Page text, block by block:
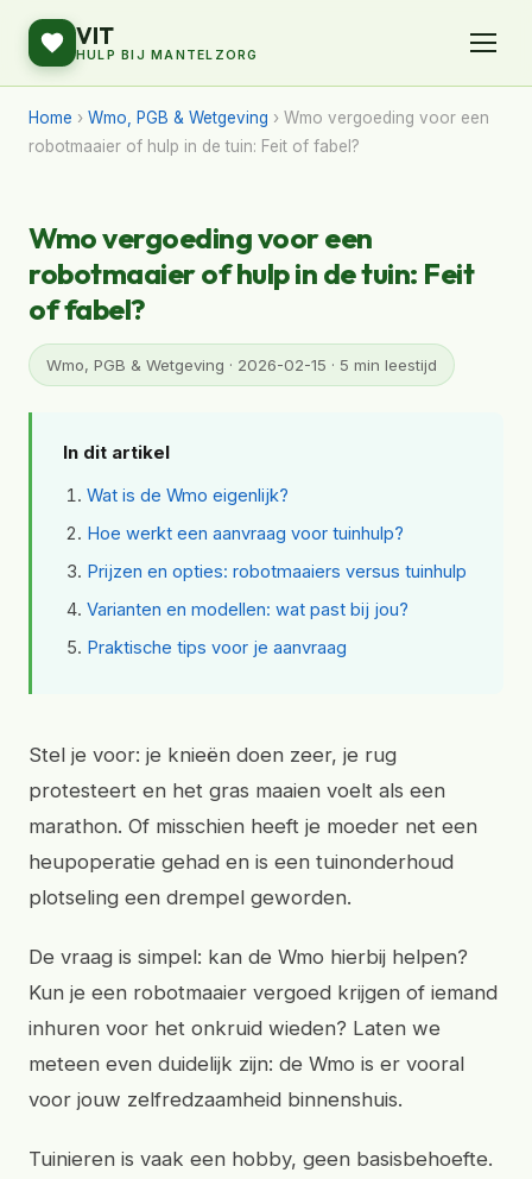
VIT
HULP BIJ MANTELZORG
Home › Wmo, PGB & Wetgeving › Wmo vergoeding voor een
robotmaaier of hulp in de tuin: Feit of fabel?
Wmo vergoeding voor een
robotmaaier of hulp in de tuin: Feit
of fabel?
Wmo, PGB & Wetgeving · 2026-02-15 · 5 min leestijd
In dit artikel
Wat is de Wmo eigenlijk?
Hoe werkt een aanvraag voor tuinhulp?
Prijzen en opties: robotmaaiers versus tuinhulp
Varianten en modellen: wat past bij jou?
Praktische tips voor je aanvraag
Stel je voor: je knieën doen zeer, je rug
protesteert en het gras maaien voelt als een
marathon. Of misschien heeft je moeder net een
heupoperatie gehad en is een tuinonderhoud
plotseling een drempel geworden.
De vraag is simpel: kan de Wmo hierbij helpen?
Kun je een robotmaaier vergoed krijgen of iemand
inhuren voor het onkruid wieden? Laten we
meteen even duidelijk zijn: de Wmo is er vooral
voor jouw zelfredzaamheid binnenshuis.
Tuinieren is vaak een hobby, geen basisbehoefte.